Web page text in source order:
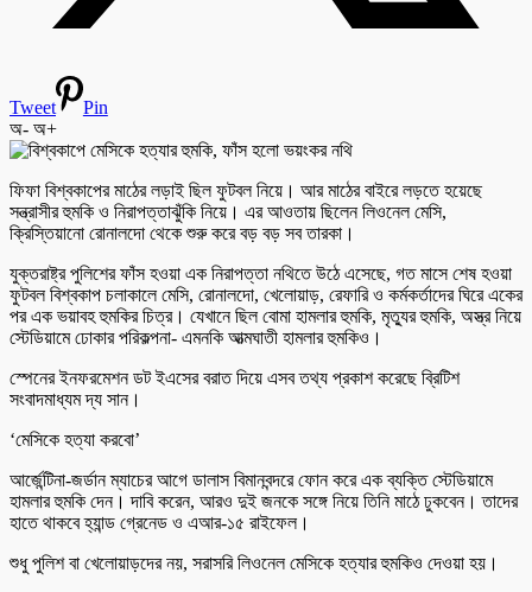
Tweet
Pin
অ- অ+
ফিফা বিশ্বকাপের মাঠের লড়াই ছিল ফুটবল নিয়ে। আর মাঠের বাইরে লড়তে হয়েছে
সন্ত্রাসীর হুমকি ও নিরাপত্তাঝুঁকি নিয়ে। এর আওতায় ছিলেন লিওনেল মেসি,
ক্রিস্তিয়ানো রোনালদো থেকে শুরু করে বড় বড় সব তারকা।
যুক্তরাষ্ট্র পুলিশের ফাঁস হওয়া এক নিরাপত্তা নথিতে উঠে এসেছে, গত মাসে শেষ হওয়া
ফুটবল বিশ্বকাপ চলাকালে মেসি, রোনালদো, খেলোয়াড়, রেফারি ও কর্মকর্তাদের ঘিরে একের
পর এক ভয়াবহ হুমকির চিত্র। যেখানে ছিল বোমা হামলার হুমকি, মৃত্যুর হুমকি, অস্ত্র নিয়ে
স্টেডিয়ামে ঢোকার পরিকল্পনা- এমনকি আত্মঘাতী হামলার হুমকিও।
স্পেনের ইনফরমেশন ডট ইএসের বরাত দিয়ে এসব তথ্য প্রকাশ করেছে ব্রিটিশ
সংবাদমাধ্যম দ্য সান।
‘মেসিকে হত্যা করবো’
আর্জেন্টিনা-জর্ডান ম্যাচের আগে ডালাস বিমানবন্দরে ফোন করে এক ব্যক্তি স্টেডিয়ামে
হামলার হুমকি দেন। দাবি করেন, আরও দুই জনকে সঙ্গে নিয়ে তিনি মাঠে ঢুকবেন। তাদের
হাতে থাকবে হ্যান্ড গ্রেনেড ও এআর-১৫ রাইফেল।
শুধু পুলিশ বা খেলোয়াড়দের নয়, সরাসরি লিওনেল মেসিকে হত্যার হুমকিও দেওয়া হয়।